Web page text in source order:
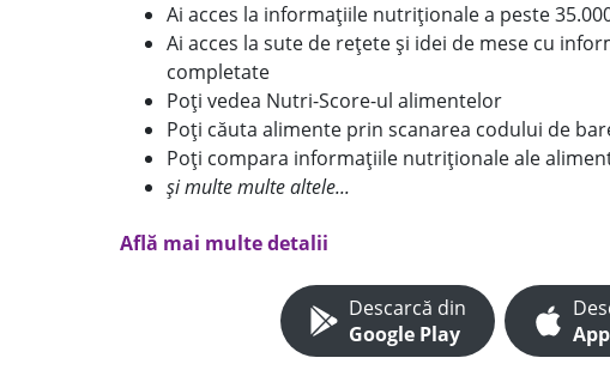
Ai acces la informațiile nutriționale a peste
Ai acces la sute de rețete și idei de mese cu
completate
Poți vedea Nutri-Score-ul alimentelor
Poți căuta alimente prin scanarea codului de
Poți compara informațiile nutriționale ale
și multe multe altele...
Află mai multe detalii
Descarcă din
Google Play